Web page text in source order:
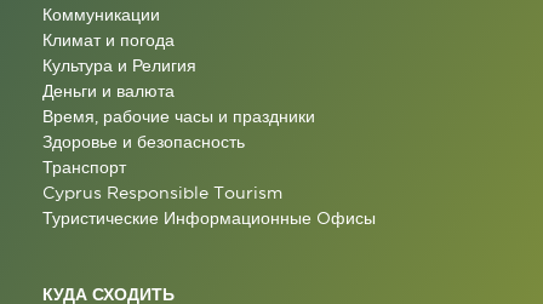
Коммуникации
Климат и погода
Культура и Религия
Деньги и валюта
Время, рабочие часы и праздники
Здоровье и безопасность
Транспорт
Cyprus Responsible Tourism
Туристические Информационные Oфисы
КУДА СХОДИТЬ